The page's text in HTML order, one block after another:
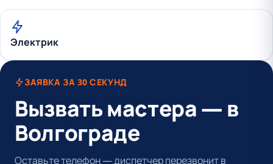
Электрик
ЗАЯВКА ЗА 30 СЕКУНД
Вызвать мастера — в
Волгограде
Оставьте телефон — диспетчер перезвонит в